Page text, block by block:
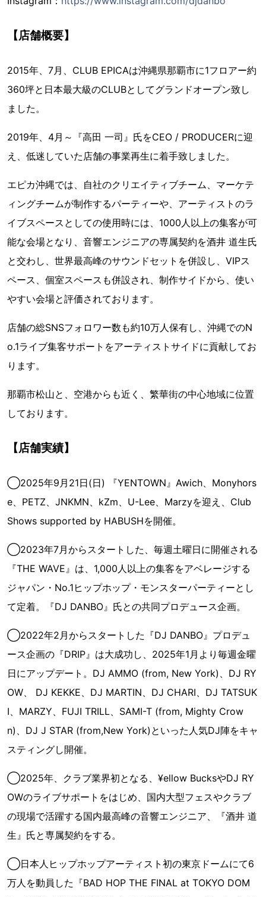
【店舗概要】
2015年、7月、CLUB EPICAは沖縄県那覇市に1フロアー約
360坪と日本最大級のCLUBとしてグランドオープン致し
ました。
2019年、4月～『高田 一司』氏をCEO / PRODUCERに迎
え、低迷していた店舗の事業再生に着手致しました。
エピカ沖縄では、自社のクリエイティブチーム、マーケテ
ィングチームが制作するパーティーや、アーティストのラ
イブスペースとしての使用時には、1000人以上の集客が可
能な会場となり、音響エンジニアの専属契約を酒井 道生氏
と交わし、世界最高峰のサウンドセットを併設し、VIPス
ペース、個室スペースも併設され、制作サイドから、使い
やすい会場と評価されております。
店舗の総SNSフォロワー数も約10万人保有し、沖縄でのN
o.1ライブ集客サポートをアーティストサイドに貢献してお
ります。
那覇市松山と、空港からも近く、繁華街の中心地域に位置
しております。
【店舗実績】
◯2025年9月21日(日) 『YENTOWN』Awich、Monyhors
e、PETZ、JNKMN、kZm、U-Lee、Marzyを迎え、Club
Shows supported by HABUSHを開催。
◯2023年7月からスタートした、毎週土曜日に開催される
『THE WAVE』は、1,000人以上の集客をアベレージする
ジャパン・No.1ヒップホップ・モンスターパーティーとし
て定着。『DJ DANBO』氏との共同プロデュース企画。
◯2022年2月からスタートした『DJ DANBO』プロデュ
ース企画の『DRIP』は大成功し、2025年1月より毎週金曜
日にアップデート。DJ AMMO (from, New York)、DJ RY
OW、 DJ KEKKE、DJ MARTIN、DJ CHARI、DJ TATSUK
I、MARZY、FUJI TRILL、SAMI-T (from, Mighty Crow
n)、DJ J STAR (from,New York)といった人気DJ陣をキャ
スティングし開催。
◯2025年、クラブ業界初となる、¥ellow BucksやDJ RY
OWのライブサポートをはじめ、国内大型フェスやクラブ
の現場で活躍する国内最高峰の音響エンジニア、『酒井 道
生』氏と専属契約をする。
◯日本人ヒップホップアーティスト初の東京ドームにて6
万人を動員した『BAD HOP THE FINAL at TOKYO DOM